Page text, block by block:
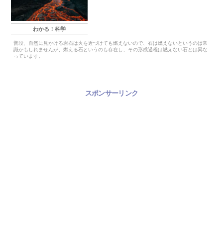
わかる！科学
普段、自然に見かける岩石は火を近づけても燃えないので、石は燃えないというのは常
識かもしれませんが、燃える石というのも存在し、その形成過程は燃えない石とは異な
っています。
スポンサーリンク